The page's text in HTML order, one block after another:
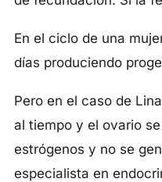
En el ciclo de una
días produciendo
Pero en el caso de
al tiempo y el ovario
estrógenos y no se
especialista en